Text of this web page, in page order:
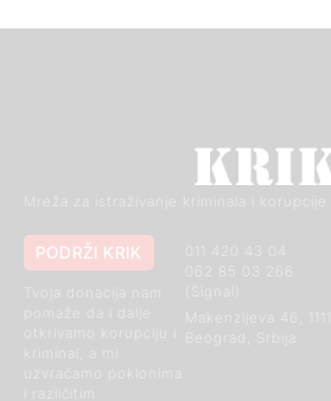
Mreža za istraživanje kriminala i korupcije
011 420 43 04
Makenzijeva 46, 11111
PODRŽI KRIK
otkrivamo korupciju i
kriminal, a mi
uzvraćamo poklonima
i različitim